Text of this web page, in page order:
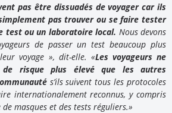
pas être dissuadés de voyager car ils
pas trouver ou se faire tester
test ou un laboratoire local. Nous devons
de passer un test beaucoup plus
voyage », dit-elle. «Les voyageurs ne
de risque plus élevé que les autres
s’ils suivent tous les protocoles
internationalement reconnus, y compris
masques et des tests réguliers.»